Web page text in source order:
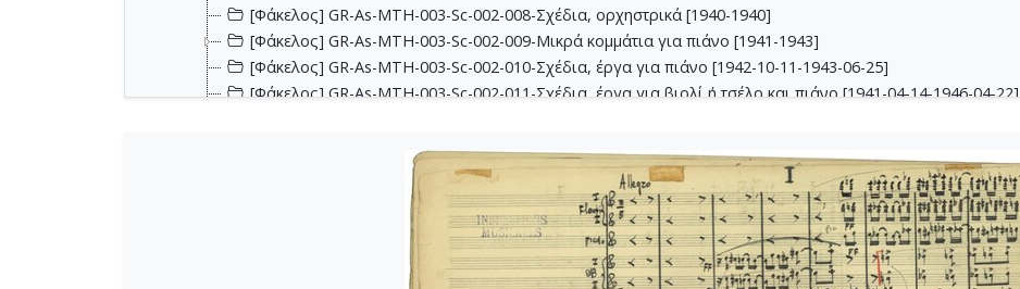
[Φάκελος] GR-As-MTH-003-Sc-002-008-Σχέδια, ορχηστρικά [1940-1940]
[Φάκελος] GR-As-MTH-003-Sc-002-009-Μικρά κομμάτια για πιάνο [1941-1943]
[Φάκελος] GR-As-MTH-003-Sc-002-010-Σχέδια, έργα για πιάνο [1942-10-11-1943-06-25]
[Φάκελος] GR-As-MTH-003-Sc-002-011-Σχέδια, έργα για βιολί ή τσέλο και πιάνο [1941-04-14-1946-04-22]
[Φάκελος] GR-As-MTH-003-Sc-003-014-Πάρτες χορωδίας Β, Γ, Δ [1942-03-09-1943-09-24]
[Φάκελος] GR-As-MTH-003-Sc-003-015-Εκκλησιαστική Καντάτα [1942-1942]
[Φάκελος] GR-As-MTH-003-Sc-003-016-Σονατίνα για πιάνο [1942-06-05-1942-06-05]
[Φάκελος] GR-As-MTH-003-Sc-003-017-Αναμνήσεις [1942-09-24-1942-10-11]
[Φάκελος] GR-As-MTH-003-Sc-003-018-Διασκευές για έγχορδα [1943-1943]